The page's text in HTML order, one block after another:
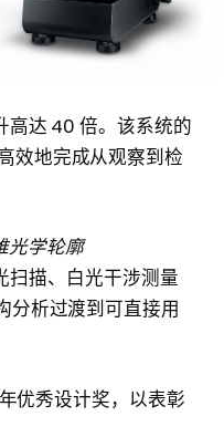
高达 40 倍。该系统的
效地完成从观察到检
光学轮廓
描、白光干涉测量
分析过渡到可直接用
优秀设计奖，以表彰